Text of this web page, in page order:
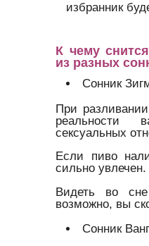
избранник
К чему
из разных
Сонник
При
реальности
сексуальных
Если пиво
сильно увлечен.
Видеть во
возможно, вы
Сонник